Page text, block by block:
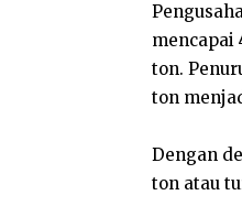
mencapai
ton.
ton
Dengan
ton atau